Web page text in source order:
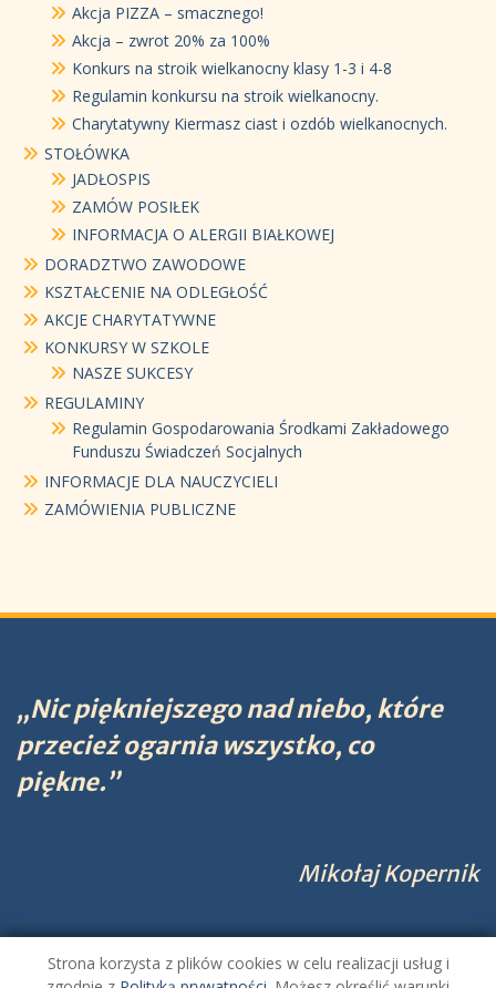
Akcja PIZZA – smacznego!
Akcja – zwrot 20% za 100%
Konkurs na stroik wielkanocny klasy 1-3 i 4-8
Regulamin konkursu na stroik wielkanocny.
Charytatywny Kiermasz ciast i ozdób wielkanocnych.
STOŁÓWKA
JADŁOSPIS
ZAMÓW POSIŁEK
INFORMACJA O ALERGII BIAŁKOWEJ
DORADZTWO ZAWODOWE
KSZTAŁCENIE NA ODLEGŁOŚĆ
AKCJE CHARYTATYWNE
KONKURSY W SZKOLE
NASZE SUKCESY
REGULAMINY
Regulamin Gospodarowania Środkami Zakładowego
Funduszu Świadczeń Socjalnych
INFORMACJE DLA NAUCZYCIELI
ZAMÓWIENIA PUBLICZNE
„Nic piękniejszego nad niebo, które
przecież ogarnia wszystko, co
piękne.”
Mikołaj Kopernik
Zespół Szkolno-Przedszkolny nr 1 w Brzegu Dolnym.
Strona korzysta z plików cookies w celu realizacji usług i